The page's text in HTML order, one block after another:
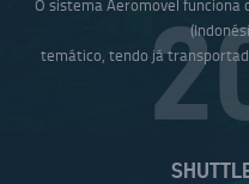
temático, tendo já